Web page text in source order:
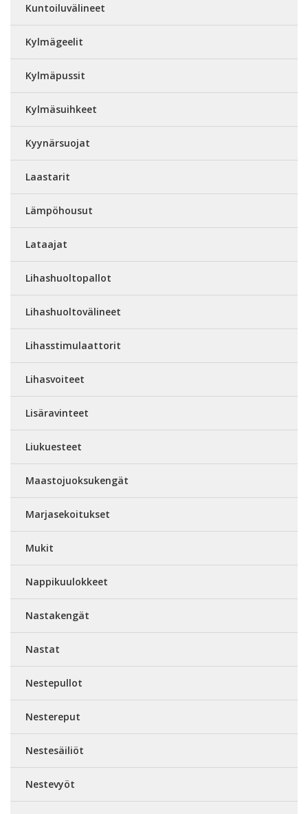
Kuntoiluvälineet
Kylmägeelit
Kylmäpussit
Kylmäsuihkeet
Kyynärsuojat
Laastarit
Lämpöhousut
Lataajat
Lihashuoltopallot
Lihashuoltovälineet
Lihasstimulaattorit
Lihasvoiteet
Lisäravinteet
Liukuesteet
Maastojuoksukengät
Marjasekoitukset
Mukit
Nappikuulokkeet
Nastakengät
Nastat
Nestepullot
Nestereput
Nestesäiliöt
Nestevyöt